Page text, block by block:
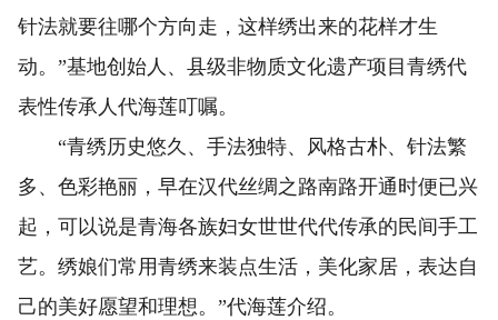
针法就要往哪个方向走，这样绣出来的花样才生
动。”基地创始人、县级非物质文化遗产项目青绣代
表性传承人代海莲叮嘱。
“青绣历史悠久、手法独特、风格古朴、针法繁
多、色彩艳丽，早在汉代丝绸之路南路开通时便已兴
起，可以说是青海各族妇女世世代代传承的民间手工
艺。绣娘们常用青绣来装点生活，美化家居，表达自
己的美好愿望和理想。”代海莲介绍。